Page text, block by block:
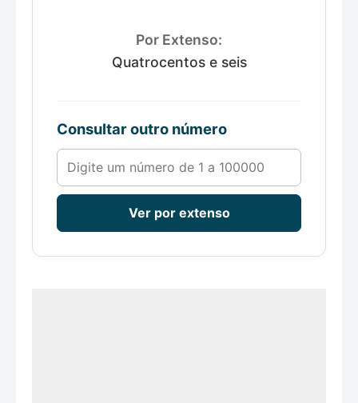
Por Extenso:
Quatrocentos e seis
Consultar outro número
Número de 1 a 100000
Ver por extenso